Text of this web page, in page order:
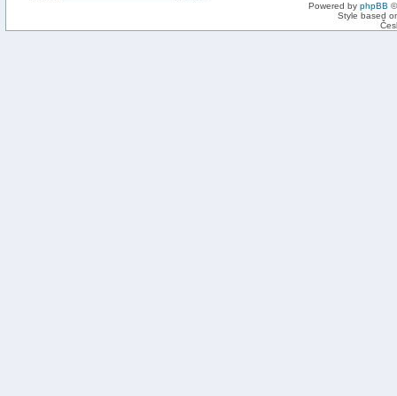
Powered by phpBB
Style based